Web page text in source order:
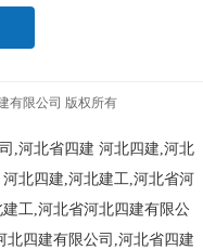
有限公司 版权所有
,河北省四建 河北四建,河北
河北四建,河北建工,河北省河
工,河北省河北四建有限公
北四建有限公司,河北省四建